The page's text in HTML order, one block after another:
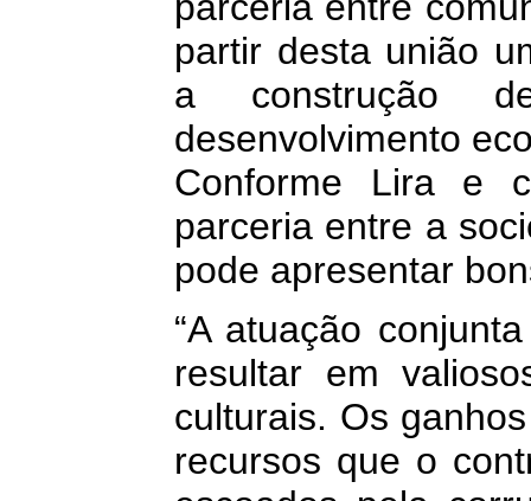
partir desta união
a construção
desenvolvimento
Conforme Lira e
parceria entre a
pode apresentar
“A atuação
resultar em
culturais. Os
recursos que o